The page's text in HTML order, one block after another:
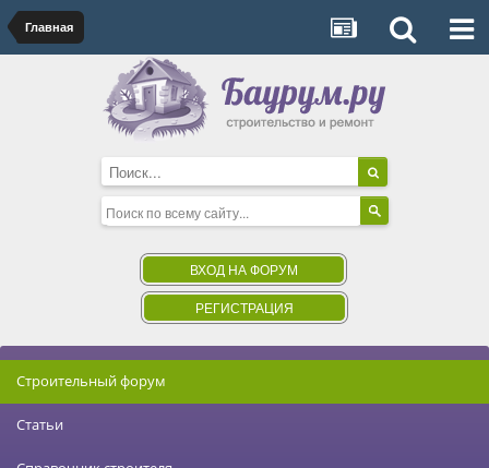
Главная
ВХОД НА ФОРУМ
РЕГИСТРАЦИЯ
Строительный форум
Статьи